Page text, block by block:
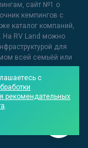
, сайт №1 о
кемпингов с
каталог компаний,
На RV Land можно
для
всей семьёй или
можно отправиться
на RV Land
с
рекомендательных
.